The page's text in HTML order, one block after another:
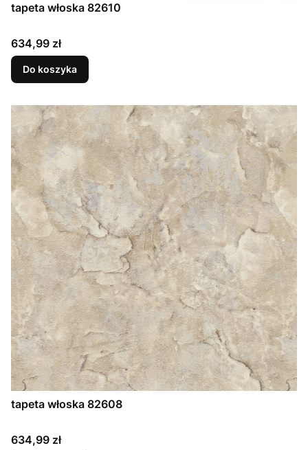
tapeta włoska 82610
Cena
634,99 zł
Do koszyka
tapeta włoska 82608
Cena
634,99 zł